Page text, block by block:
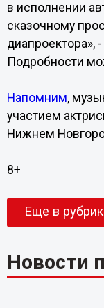
в исполнении
сказочному
диапроектора»,
Подробности
Напомним,
участием
Нижнем
8+
Еще в
Новости